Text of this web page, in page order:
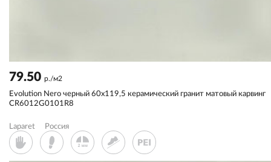
79.50 р./м2
Evolution Nero черный 60x119,5 керамический гранит матовый карвинг
CR6012G0101R8
Laparet Россия